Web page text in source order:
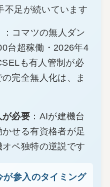
不足が続いています
：コマツの無人ダン
台超稼働・2026年4
も有人管制が必
完全無人化は、ま
が必要 ：AIが建機台
せる有資格者が足
ペ独特の逆説です
が参入のタイミング